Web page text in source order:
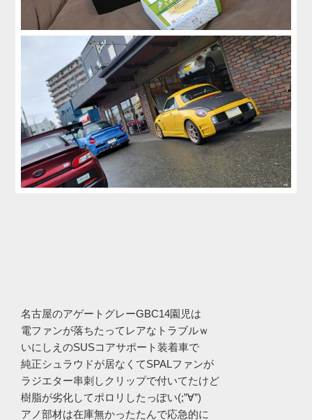
名古屋のアゲートグレーGBC14園児は
電ファンが落ちたってレアなトラブルｗ
いにしえのSUSコアサポート装着車で
純正シュラウドが居なくてSPALファンが
ラジエター串刺しクリップで付いてたけど
樹脂が劣化してポロリしたっぽい(;”∀”)
アノ部材は在庫無かったたんで応急的に